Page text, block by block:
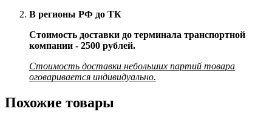
В регионы РФ до ТК
Стоимость доставки до терминала транспортной
компании - 2500 рублей.
Стоимость доставки небольших партий товара
оговаривается индивидуально.
Похожие товары